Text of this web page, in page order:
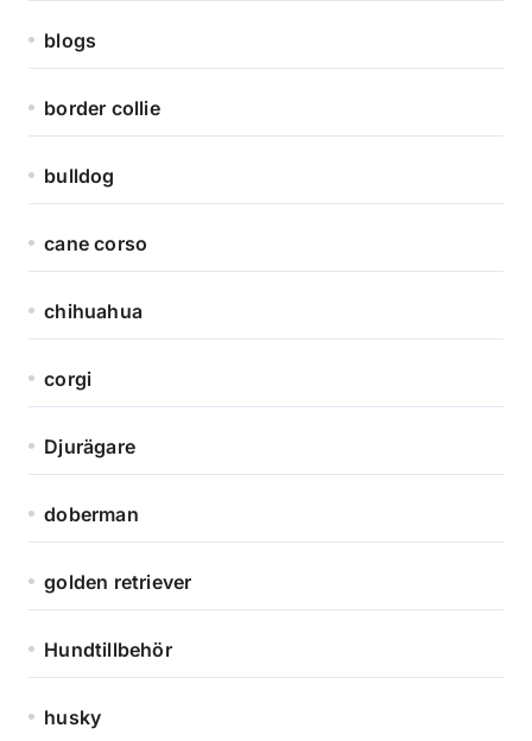
blogs
border collie
bulldog
cane corso
chihuahua
corgi
Djurägare
doberman
golden retriever
Hundtillbehör
husky